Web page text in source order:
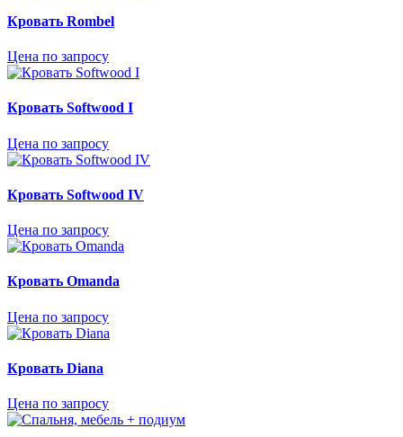
Кровать Rombel
Цена по запросу
Кровать Softwood I
Цена по запросу
Кровать Softwood IV
Цена по запросу
Кровать Omanda
Цена по запросу
Кровать Diana
Цена по запросу